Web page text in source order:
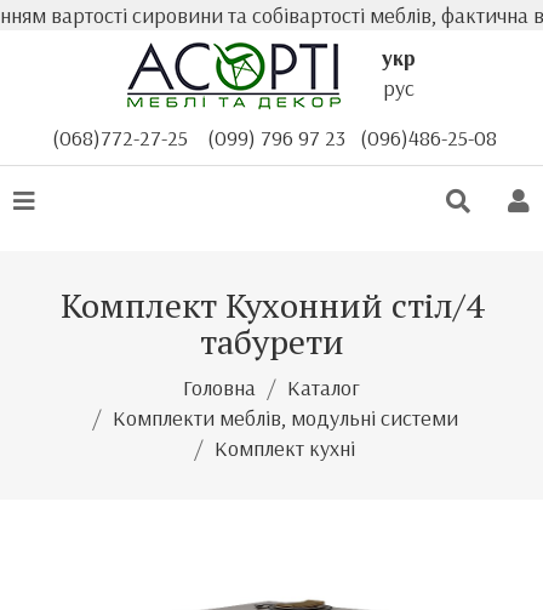
сировини та собівартості меблів, фактична
укр
рус
(068)772-27-25
(099) 796 97 23 (096)486-25-08
Комплект Кухонний стіл/4
табурети
Головна
Каталог
Комплекти меблів, модульні системи
Комплект кухні